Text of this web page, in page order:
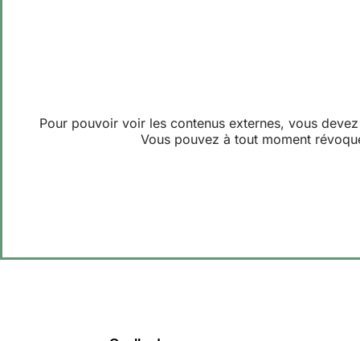
Pour pouvoir voir les contenus externes, vous
Vous pouvez à tout moment